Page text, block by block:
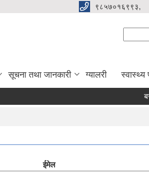
९८५७०१६९९३,
सूचना तथा जानकारी ग्यालरी स्वास्थ्य
बजार
ईमेल